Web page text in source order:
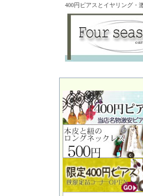
400円ピアスとイヤリング・